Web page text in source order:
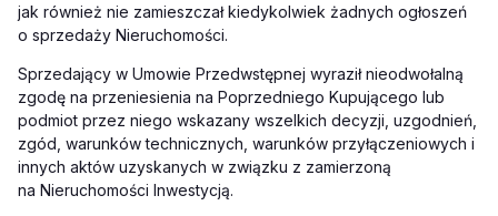
jak również nie zamieszczał kiedykolwiek żadnych ogłoszeń
o sprzedaży Nieruchomości.
Sprzedający w Umowie Przedwstępnej wyraził nieodwołalną
zgodę na przeniesienia na Poprzedniego Kupującego lub
podmiot przez niego wskazany wszelkich decyzji, uzgodnień,
zgód, warunków technicznych, warunków przyłączeniowych i
innych aktów uzyskanych w związku z zamierzoną
na Nieruchomości Inwestycją.